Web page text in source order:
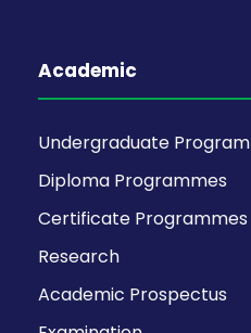
Academic
Undergraduate
Diploma Programmes
Certificate Programmes
Research
Academic Prospectus